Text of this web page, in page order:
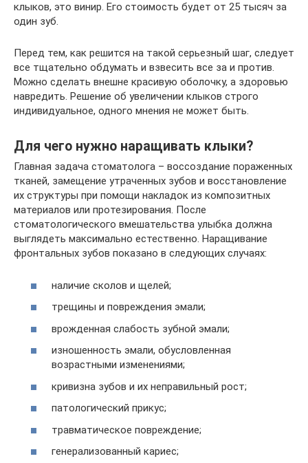
клыков, это винир. Его стоимость будет от 25 тысяч за
один зуб.
Перед тем, как решится на такой серьезный шаг, следует
все тщательно обдумать и взвесить все за и против.
Можно сделать внешне красивую оболочку, а здоровью
навредить. Решение об увеличении клыков строго
индивидуальное, одного мнения не может быть.
Для чего нужно наращивать клыки?
Главная задача стоматолога – воссоздание пораженных
тканей, замещение утраченных зубов и восстановление
их структуры при помощи накладок из композитных
материалов или протезирования. После
стоматологического вмешательства улыбка должна
выглядеть максимально естественно. Наращивание
фронтальных зубов показано в следующих случаях:
наличие сколов и щелей;
трещины и повреждения эмали;
врожденная слабость зубной эмали;
изношенность эмали, обусловленная
возрастными изменениями;
кривизна зубов и их неправильный рост;
патологический прикус;
травматическое повреждение;
генерализованный кариес;